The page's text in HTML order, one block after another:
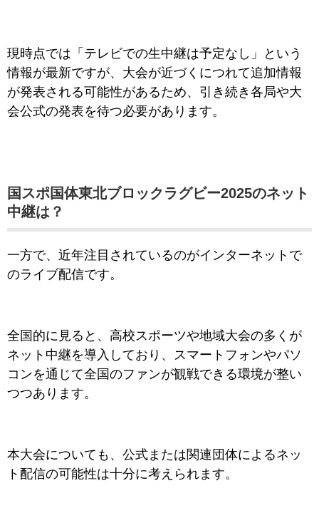
現時点では「テレビでの生中継は予定なし」という
情報が最新ですが、大会が近づくにつれて追加情報
が発表される可能性があるため、引き続き各局や大
会公式の発表を待つ必要があります。
国スポ国体東北ブロックラグビー2025のネット
中継は？
一方で、近年注目されているのがインターネットで
のライブ配信です。
全国的に見ると、高校スポーツや地域大会の多くが
ネット中継を導入しており、スマートフォンやパソ
コンを通じて全国のファンが観戦できる環境が整い
つつあります。
本大会についても、公式または関連団体によるネッ
ト配信の可能性は十分に考えられます。